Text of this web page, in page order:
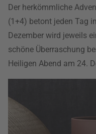
Der herkömmliche
(1+4) betont jeden Tag
Dezember wird jeweils
schöne Überraschung
Heiligen Abend am 24.